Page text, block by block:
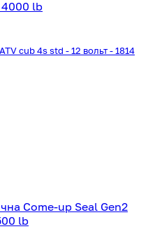
cub 4s std - 12 вольт - 1814